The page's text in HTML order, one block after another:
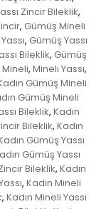
Zincir Bileklik,
, Gümüş Mineli
, Gümüş Yassı
Bileklik, Gümüş
Mineli, Mineli Yassı,
Gümüş Mineli
Gümüş Mineli
Bileklik, Kadın
Bileklik, Kadın
Gümüş Yassı
Gümüş Yassı
Bileklik, Kadın
, Kadın Mineli
, Kadın Mineli Yassı